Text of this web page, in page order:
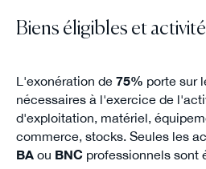
Biens éligibles et
L'exonération de 75% porte sur
nécessaires à l'exercice de
d'exploitation, matériel,
commerce, stocks. Seules les
BAou BNCprofessionnels sont